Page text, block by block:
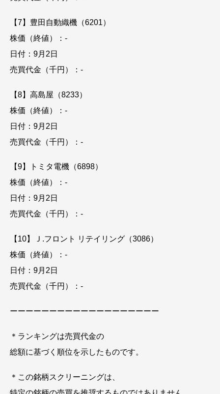
【7】豊田自動織機（6201）
株価（終値）：-
日付：9月2日
売買代金（千円）：-
【8】高島屋（8233）
株価（終値）：-
日付：9月2日
売買代金（千円）：-
【9】トミタ電機（6898）
株価（終値）：-
日付：9月2日
売買代金（千円）：-
【10】Ｊ.フロント リテイリング（3086）
株価（終値）：-
日付：9月2日
売買代金（千円）：-
ーーーーーーーーーーーーーーーーーーー
＊ランキングは売買代金の
総額に基づく順位を示したものです。
＊この銘柄スクリーニングは、